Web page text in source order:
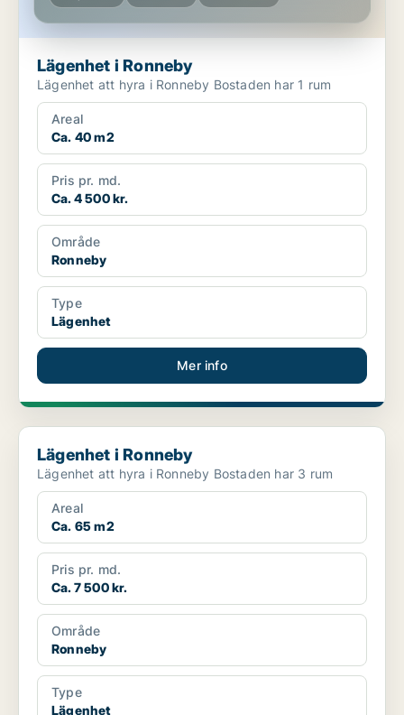
Lägenhet i Ronneby
Lägenhet att hyra i Ronneby Bostaden har 1 rum
Areal
Ca. 40 m2
Pris pr. md.
Ca. 4 500 kr.
Område
Ronneby
Type
Lägenhet
Mer info
Lägenhet i Ronneby
Lägenhet i Ronneby
Lägenhet att hyra i Ronneby Bostaden har 3 rum
Areal
Ca. 65 m2
Pris pr. md.
Ca. 7 500 kr.
Område
Ronneby
Type
Lägenhet